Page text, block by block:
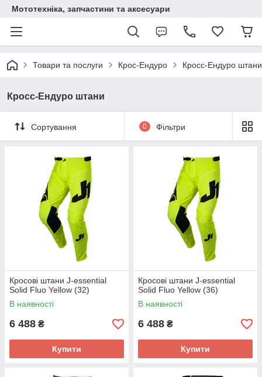
Мототехніка, запчастини та аксесуари
Товари та послуги Крос-Ендуро Кросc-Ендуро штани
Кросc-Ендуро штани
Сортування 0 Фільтри
Кросові штани J-essential
Solid Fluo Yellow (32)
В наявності
6 488 ₴
Купити
Кросові штани J-essential
Solid Fluo Yellow (36)
В наявності
6 488 ₴
Купити